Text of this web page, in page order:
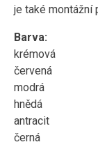
je také montážní
Barva:
krémová
červená
modrá
hnědá
antracit
černá